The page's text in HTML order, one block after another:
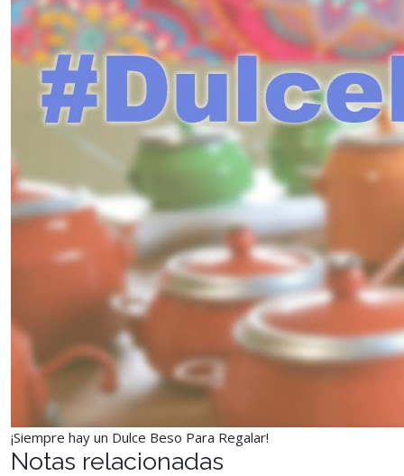
¡Siempre hay un Dulce Beso Para Regalar!
Notas relacionadas